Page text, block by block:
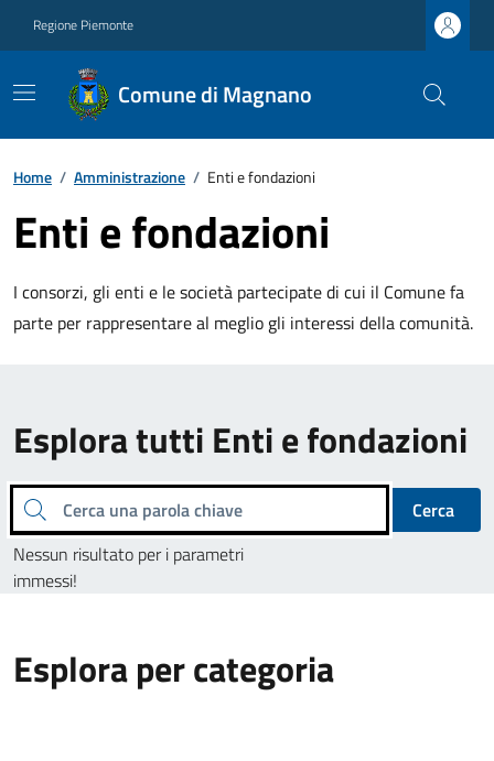
Regione Piemonte
Comune di Magnano
Home / Amministrazione / Enti e fondazioni
Enti e fondazioni
I consorzi, gli enti e le società partecipate di cui il Comune fa
parte per rappresentare al meglio gli interessi della comunità.
Esplora tutti Enti e fondazioni
Cerca una parola chiave
Cerca
Nessun risultato per i parametri
immessi!
Esplora per categoria